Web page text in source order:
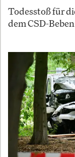
Todesstoß für
dem CSD-